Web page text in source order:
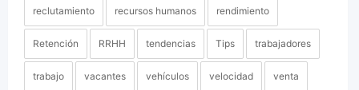
reclutamiento recursos humanos rendimiento
Retención RRHH tendencias Tips trabajadores
trabajo vacantes vehículos velocidad venta